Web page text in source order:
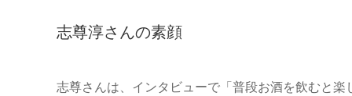
志尊淳さんの素顔
志尊さんは、インタビューで「普段お酒を飲むと